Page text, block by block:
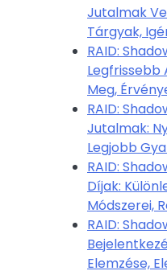
Jutalmak
Tárgyak,
RAID:
Legfrissebb
Meg,
RAID:
Jutalmak:
Legjobb
RAID:
Díjak:
Módszerei,
RAID:
Elemzése,